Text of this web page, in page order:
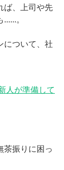
ば、上司や先
。
について、社
人が準備して
茶振りに困っ